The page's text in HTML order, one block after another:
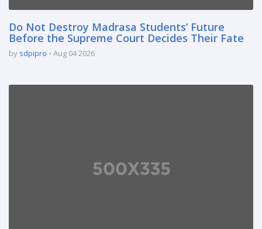
Do Not Destroy Madrasa Students’ Future
Before the Supreme Court Decides Their Fate
by sdpipro Aug 04 2026